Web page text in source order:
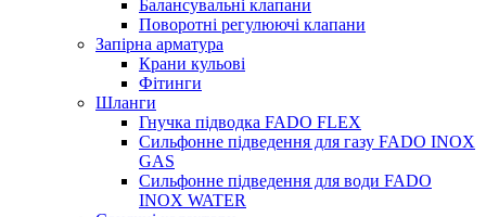
Балансувальні клапани
Поворотні регулюючі клапани
Запірна арматура
Крани кульові
Фітинги
Шланги
Гнучка підводка FADO FLEX
Сильфонне підведення для газу FADO INOX
GAS
Сильфонне підведення для води FADO
INOX WATER